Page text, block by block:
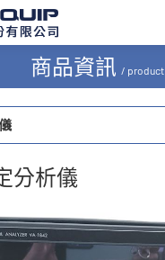
商品資訊 / product
分析儀